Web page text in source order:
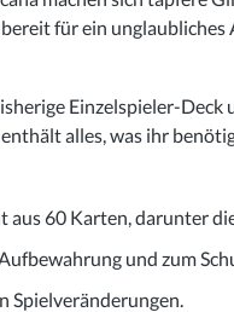
für ein
Einzelspieler-
alles, was ihr
aus 60 Karten, darunter
und zum
Spielveränderungen.